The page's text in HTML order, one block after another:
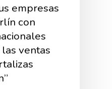
empresas
con
ventas